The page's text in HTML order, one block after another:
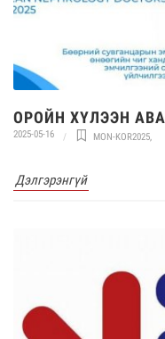
ОРОЙН ХҮЛЭЭН
2025-05-16 MON-KOR2025,
Дэлгэрэнгүй